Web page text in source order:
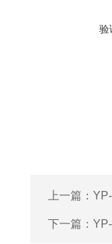
验
上一篇：
下一篇：